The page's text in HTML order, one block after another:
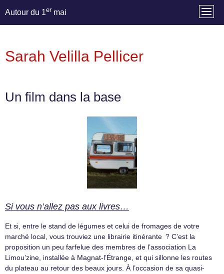
Autour du 1er mai
Sarah Velilla Pellicer
Un film dans la base
Si vous n’allez pas aux livres…
Et si, entre le stand de légumes et celui de fromages de votre
marché local, vous trouviez une librairie itinérante ? C’est la
proposition un peu farfelue des membres de l’association La
Limou’zine, installée à Magnat-l’Étrange, et qui sillonne les routes
du plateau au retour des beaux jours. À l’occasion de sa quasi-